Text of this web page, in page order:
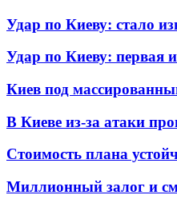
Удар по Киеву: стало
Удар по Киеву: первая
Киев под
В Киеве из-за атаки
Стоимость плана
Миллионный залог и